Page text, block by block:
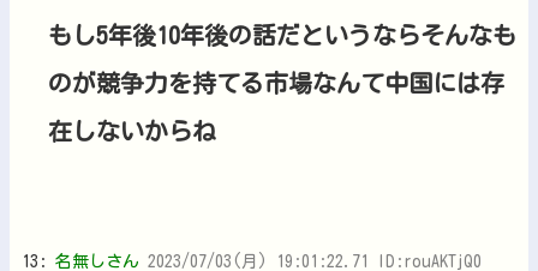
もし5年後10年後の話だというならそんなも
のが競争力を持てる市場なんて中国には存
在しないからね
13: 名無しさん 2023/07/03(月) 19:01:22.71 ID:rouAKTjQ0